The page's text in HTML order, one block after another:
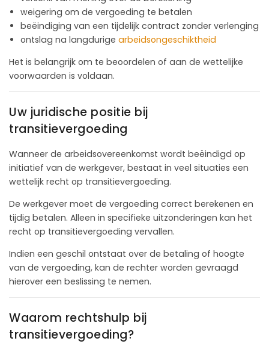
weigering om de vergoeding te betalen
beëindiging van een tijdelijk contract zonder verlenging
ontslag na langdurige arbeidsongeschiktheid
Het is belangrijk om te beoordelen of aan de wettelijke
voorwaarden is voldaan.
Uw juridische positie bij
transitievergoeding
Wanneer de arbeidsovereenkomst wordt beëindigd op
initiatief van de werkgever, bestaat in veel situaties een
wettelijk recht op transitievergoeding.
De werkgever moet de vergoeding correct berekenen en
tijdig betalen. Alleen in specifieke uitzonderingen kan het
recht op transitievergoeding vervallen.
Indien een geschil ontstaat over de betaling of hoogte
van de vergoeding, kan de rechter worden gevraagd
hierover een beslissing te nemen.
Waarom rechtshulp bij
transitievergoeding?